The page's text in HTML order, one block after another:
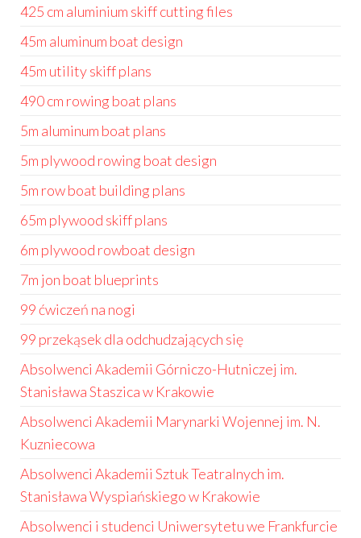
425 cm aluminium skiff cutting files
45m aluminum boat design
45m utility skiff plans
490 cm rowing boat plans
5m aluminum boat plans
5m plywood rowing boat design
5m row boat building plans
65m plywood skiff plans
6m plywood rowboat design
7m jon boat blueprints
99 ćwiczeń na nogi
99 przekąsek dla odchudzających się
Absolwenci Akademii Górniczo-Hutniczej im.
Stanisława Staszica w Krakowie
Absolwenci Akademii Marynarki Wojennej im. N.
Kuzniecowa
Absolwenci Akademii Sztuk Teatralnych im.
Stanisława Wyspiańskiego w Krakowie
Absolwenci i studenci Uniwersytetu we Frankfurcie